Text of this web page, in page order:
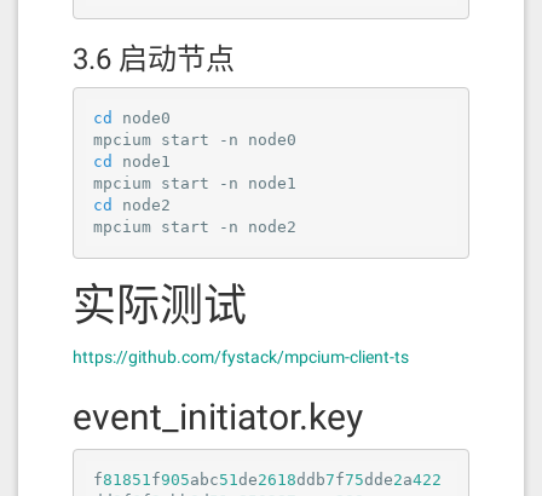
3.6 启动节点
cd
node0
cd
node1
cd
node2
mpcium start -n node2
实际测试
https://github.com/fystack/mpcium-client-ts
event_initiator.key
f81 851 f905abc51 de261 8ddb7f75dde2a422